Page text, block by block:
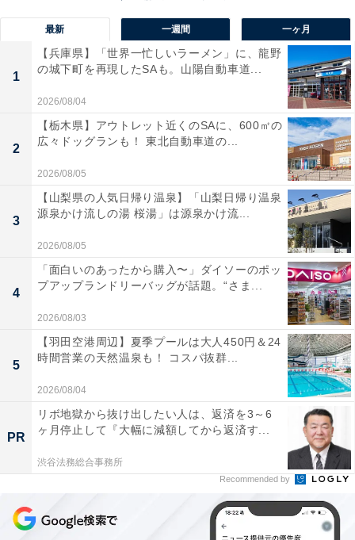
ガンダム像は右腕を上げた独特のポーズ。パビリオンに入場せずとも見られ
る
そのガンダム像「RX-78F00/E ガンダム」も、ぜひ撮り
たい。高さ約17mの実物大で、片膝を立てて腕を大きく
上げるポーズはレアだ。
胸や背中からは煙が噴き出し、夜にはライトアップも。
ちなみに、万博会場での高さ制限が理由で、このポーズ
最新 一週間 一ヶ月
1
【兵庫県】「世界一忙しいラーメン」に、龍野
の城下町を再現したSAも。山陽自動車道...
2026/08/04
2
【栃木県】アウトレット近くのSAに、600㎡の
広々ドッグランも！ 東北自動車道の...
2026/08/05
3
【山梨県の人気日帰り温泉】「山梨日帰り温泉
源泉かけ流しの湯 桜湯」は源泉かけ流...
2026/08/05
4
「面白いのあったから購入〜」ダイソーのポッ
プアップランドリーバッグが話題。“さま...
2026/08/03
5
【羽田空港周辺】夏季プールは大人450円＆24
時間営業の天然温泉も！ コスパ抜群...
2026/08/04
PR
リボ地獄から抜け出したい人は、返済を3～6
ヶ月停止して『大幅に減額してから返済す...
渋谷法務総合事務所
Recommended by